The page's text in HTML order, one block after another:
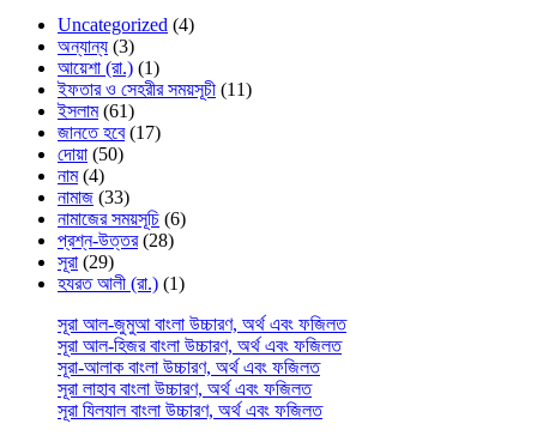
Uncategorized (4)
অন্যান্য (3)
আয়েশা (রা.) (1)
ইফতার ও সেহরীর সময়সূচী (11)
ইসলাম(61)
জানতে হবে(17)
দোয়া (50)
নাম(4)
নামাজ (33)
নামাজের সময়সূচি (6)
প্রশ্ন-উত্তর(28)
সূরা (29)
হযরত আলী (রা.) (1)
সূরা আল-জুমুআ বাংলা উচ্চারণ, অর্থ এবং ফজিলত
সূরা আল-হিজর বাংলা উচ্চারণ, অর্থ এবং ফজিলত
সূরা-আলাক বাংলা উচ্চারণ, অর্থ এবং ফজিলত
সূরা লাহাব‌‌‌ বাংলা উচ্চারণ, অর্থ এবং ফজিলত
সূরা যিলযাল বাংলা উচ্চারণ, অর্থ এবং ফজিলত